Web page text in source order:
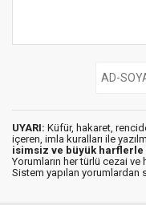
UYARI: Küfür, hakaret,
içeren, imla kuralları ile
isimsiz ve büyük harflerle
Yorumların her türlü cezai
Sistem yapılan yorumlardan